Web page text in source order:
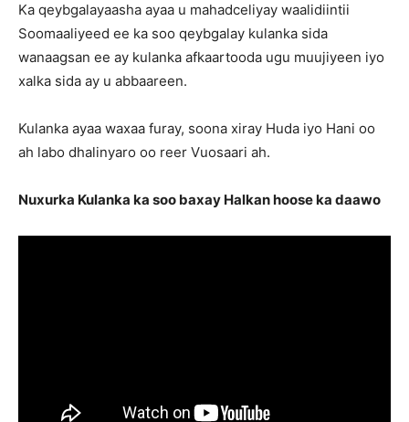
Ka qeybgalayaasha ayaa u mahadceliyay waalidiintii
Soomaaliyeed ee ka soo qeybgalay kulanka sida
wanaagsan ee ay kulanka afkaartooda ugu muujiyeen iyo
xalka sida ay u abbaareen.
Kulanka ayaa waxaa furay, soona xiray Huda iyo Hani oo
ah labo dhalinyaro oo reer Vuosaari ah.
Nuxurka Kulanka ka soo baxay Halkan hoose ka daawo